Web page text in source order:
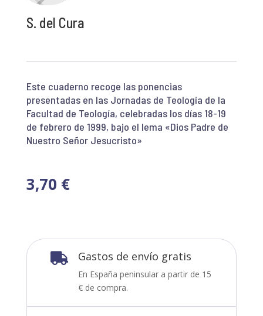
S. del Cura
Este cuaderno recoge las ponencias
presentadas en las Jornadas de Teología de la
Facultad de Teología, celebradas los días 18-19
de febrero de 1999, bajo el lema «Dios Padre de
Nuestro Señor Jesucristo»
3,70 €
 Gastos de envío gratis
En España peninsular a partir de 15
€ de compra.